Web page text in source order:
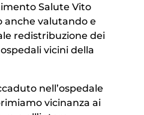
Salute Vito
anche valutando e
redistribuzione dei
vicini della
nell’ospedale
vicinanza ai